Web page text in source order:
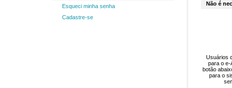
Esqueci minha senha
Cadastre-se
Não é
Usuários
para o e-
botão
para o